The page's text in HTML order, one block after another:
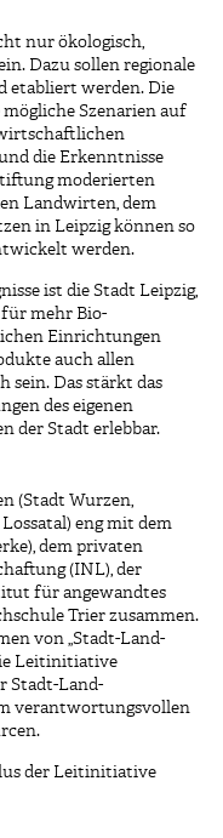
nur ökologisch,
Dazu sollen regionale
etabliert werden. Die
Szenarien auf
die Erkenntnisse
moderierten
Landwirten, dem
in Leipzig können so
werden.
ist die Stadt Leipzig,
mehr Bio-
Einrichtungen
auch allen
sein. Das stärkt das
des eigenen
der Stadt erlebbar.
(Stadt Wurzen,
eng mit dem
dem privaten
(INL), der
für angewandtes
Trier zusammen.
von „Stadt-Land-
Leitinitiative
Stadt-Land-
verantwortungsvollen
der Leitinitiative